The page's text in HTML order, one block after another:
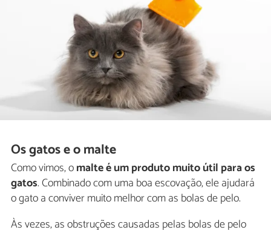
Os gatos e o malte
Como vimos, omalte é um produto muito útil para os
gatos. Combinado com uma boa escovação, ele ajudará
o gato a conviver muito melhor com as bolas de pelo.
Às vezes, as obstruções causadas pelas bolas de pelo